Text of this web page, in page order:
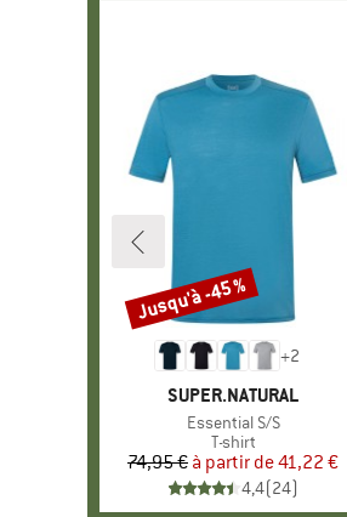
+2
MARQUE
SUPER.NATURAL
Article
Essential S/S
Product group
T-shirt
Prix
74,95 € Prix réduit
à partir de41,22 €
4,4(24)
Remise
Jusqu'à -45 %